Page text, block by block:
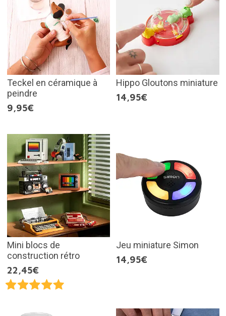
Teckel en céramique à
peindre
9,95€
Hippo Gloutons miniature
14,95€
Mini blocs de
construction rétro
22,45€
Jeu miniature Simon
14,95€